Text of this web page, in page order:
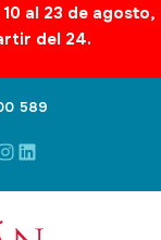
al 23 de agosto,
del 24.
589